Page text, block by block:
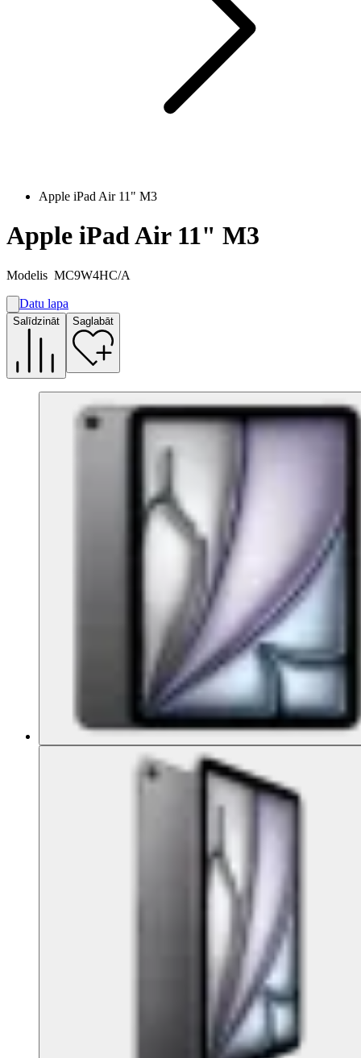
Apple iPad Air 11" M3
Apple iPad Air 11" M3
Modelis MC9W4HC/A
A
G
Datu lapa
Salīdzināt Saglabāt